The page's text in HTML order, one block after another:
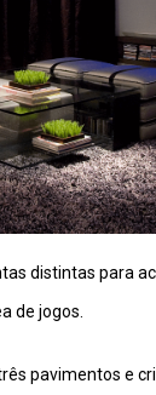
distintas para
de jogos.
pavimentos e